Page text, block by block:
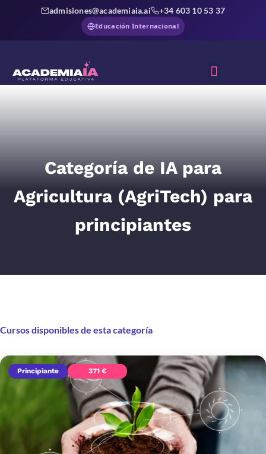
admisiones@academiaia.ai +34 603 10 53 37
Educación Internacional
Categoría de IA para
Agricultura (AgriTech) para
principiantes
Cursos disponibles de esta categoría
Principiante 371 €